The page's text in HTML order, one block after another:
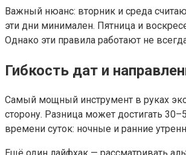
Важный нюанс: вторник и среда
эти дни минимален. Пятница и
Однако эти правила работают не
Гибкость дат и
Самый мощный инструмент в руках
сторону. Разница может достигать
времени суток: ночные и ранние